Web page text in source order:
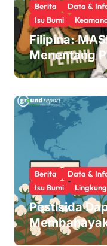
Berita Data &
Isu Bumi
Filipina:
Menentang
Beras
Berita Data &
Isu Bumi
Pestisida
Usus Kita